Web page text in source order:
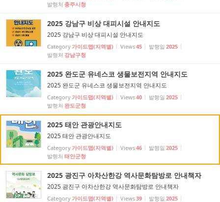
발행처 충주시청
2025 강남구 비상 대피시설 안내지도
2025 강남구 비상 대피시설 안내지도
Category 가이드맵(지역별) Views45 발행일 2025
발행처 강남구청
2025 완도군 유네스코 생물보전지역 안내지도
2025 완도군 유네스코 생물보전지역 안내지도
Category 가이드맵(지역별) Views40 발행일 2025
발행처 완도군청
2025 태안 관광안내지도
2025 태안 관광안내지도
Category 가이드맵(지역별) Views46 발행일 2025
발행처 태안군청
2025 광진구 아차산한강 역사문화탐방로 안내책자
2025 광진구 아차산한강 역사문화탐방로 안내책자
Category 가이드맵(지역별) Views39 발행일 2025